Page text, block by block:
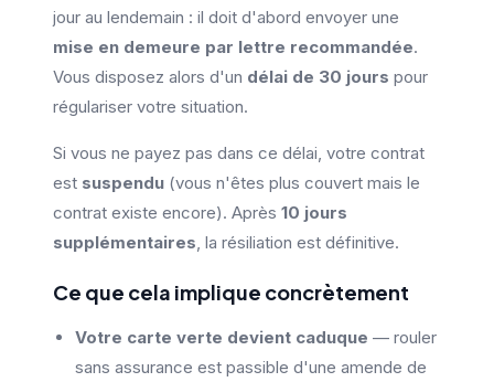
jour au lendemain : il doit d'abord envoyer une
mise en demeure par lettre recommandée.
Vous disposez alors d'un délai de 30 jours pour
régulariser votre situation.
Si vous ne payez pas dans ce délai, votre contrat
est suspendu (vous n'êtes plus couvert mais le
contrat existe encore). Après 10 jours
supplémentaires, la résiliation est définitive.
Ce que cela implique concrètement
Votre carte verte devient caduque — rouler
sans assurance est passible d'une amende de